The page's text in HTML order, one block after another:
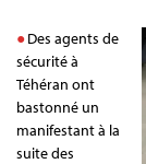
Des agents de
sécurité à
Téhéran ont
bastonné un
manifestant à la
suite des